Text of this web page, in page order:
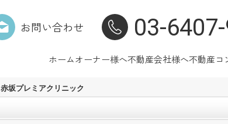
お問い合わせ 03-
ホームオーナー様へ不動産会社様へ不動産コ
赤坂プレミアクリニック